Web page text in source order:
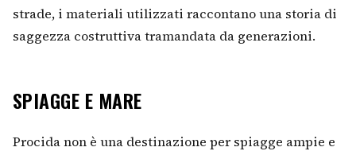
strade, i materiali utilizzati raccontano una storia di
saggezza costruttiva tramandata da generazioni.
SPIAGGE E MARE
Procida non è una destinazione per spiagge ampie e